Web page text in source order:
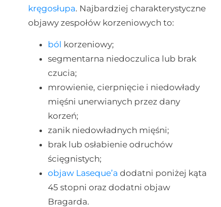
kręgosłupa. Najbardziej charakterystyczne
objawy zespołów korzeniowych to:
ból korzeniowy;
segmentarna niedoczulica lub brak
czucia;
mrowienie, cierpnięcie i niedowłady
mięśni unerwianych przez dany
korzeń;
zanik niedowładnych mięśni;
brak lub osłabienie odruchów
ścięgnistych;
objaw Laseque’a dodatni poniżej kąta
45 stopni oraz dodatni objaw
Bragarda.